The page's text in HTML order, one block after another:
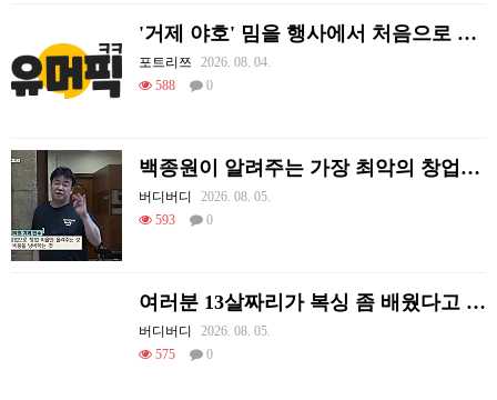
'거제 야호' 밈을 행사에서 처음으로 체감하는 리센느
포트리쯔
2026. 08. 04.
588
0
백종원이 알려주는 가장 최악의 창업과정 .JPG
버디버디
2026. 08. 05.
593
0
여러분 13살짜리가 복싱 좀 배웠다고 깝치는데 어떻게 할까요?
버디버디
2026. 08. 05.
575
0